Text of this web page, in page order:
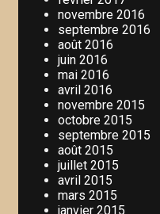
novembre 2016
septembre 2016
août 2016
juin 2016
mai 2016
avril 2016
novembre 2015
octobre 2015
septembre 2015
août 2015
juillet 2015
avril 2015
mars 2015
janvier 2015